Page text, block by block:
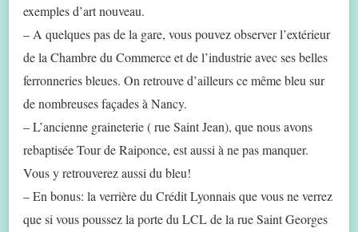
exemples d’art nouveau.
– A quelques pas de la gare, vous pouvez observer l’extérieur
de la Chambre du Commerce et de l’industrie avec ses belles
ferronneries bleues. On retrouve d’ailleurs ce même bleu sur
de nombreuses façades à Nancy.
– L’ancienne graineterie ( rue Saint Jean), que nous avons
rebaptisée Tour de Raiponce, est aussi à ne pas manquer.
Vous y retrouverez aussi du bleu!
– En bonus: la verrière du Crédit Lyonnais que vous ne verrez
que si vous poussez la porte du LCL de la rue Saint Georges